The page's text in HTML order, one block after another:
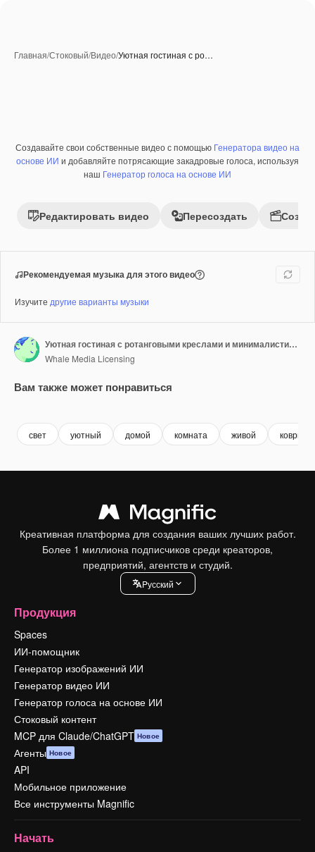
Главная/Стоковый/Видео/Уютная гостиная с ро…
ПремиумСозданные при помощи ИИ
Создавайте свои собственные видео с помощью Генератора видео на
основе ИИ и добавляйте потрясающие закадровые голоса, используя
наш Генератор голоса на основе ИИ
Редактировать видео Пересоздать
Рекомендуемая музыка для этого видео
Изучите другие варианты музыки
Уютная гостиная с ротанговыми креслами и минималистичным декором
Whale Media Licensing
Вам также может понравиться
свет уютный домой комната живой коврик
Креативная платформа для создания ваших лучших работ.
Более 1 миллиона подписчиков среди креаторов,
предприятий, агентств и студий.
Pусский
Продукция
Spaces
ИИ-помощник
Генератор изображений ИИ
Генератор видео ИИ
Генератор голоса на основе ИИ
Стоковый контент
MCP для Claude/ChatGPT Новое
Агенты Новое
API
Мобильное приложение
Все инструменты Magnific
Начать